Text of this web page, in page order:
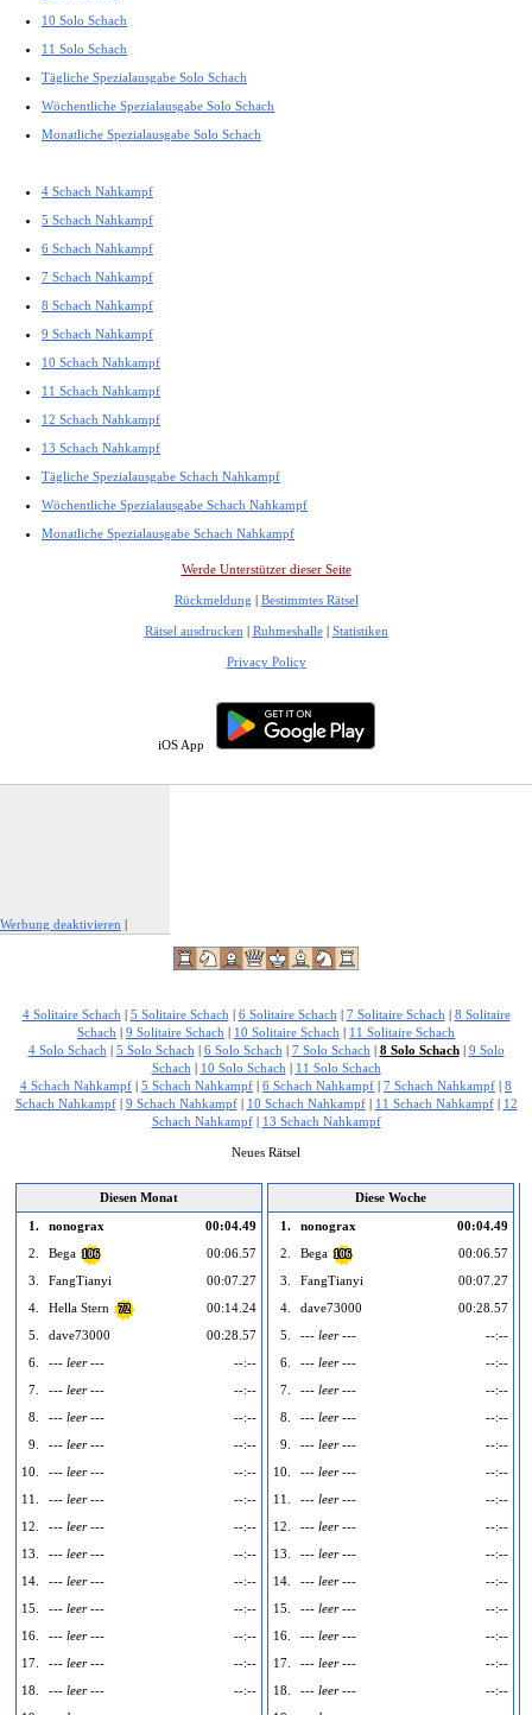
10 Solo Schach
11 Solo Schach
Tägliche Spezialausgabe Solo Schach
Wöchentliche Spezialausgabe Solo Schach
Monatliche Spezialausgabe Solo Schach
4 Schach Nahkampf
5 Schach Nahkampf
6 Schach Nahkampf
7 Schach Nahkampf
8 Schach Nahkampf
9 Schach Nahkampf
10 Schach Nahkampf
11 Schach Nahkampf
12 Schach Nahkampf
13 Schach Nahkampf
Tägliche Spezialausgabe Schach Nahkampf
Wöchentliche Spezialausgabe Schach Nahkampf
Monatliche Spezialausgabe Schach Nahkampf
Werde Unterstützer dieser Seite
Rückmeldung | Bestimmtes Rätsel
Rätsel ausdrucken | Ruhmeshalle| Statistiken
Privacy Policy
iOS App
Werbung deaktivieren |
4 Solitaire Schach | 5 Solitaire Schach | 6 Solitaire Schach | 7 Solitaire Schach | 8 Solitaire
Schach | 9 Solitaire Schach | 10 Solitaire Schach | 11 Solitaire Schach
4 Solo Schach | 5 Solo Schach | 6 Solo Schach | 7 Solo Schach | 8 Solo Schach| 9 Solo
Schach | 10 Solo Schach | 11 Solo Schach
4 Schach Nahkampf | 5 Schach Nahkampf | 6 Schach Nahkampf | 7 Schach Nahkampf | 8
Schach Nahkampf| 9 Schach Nahkampf| 10 Schach Nahkampf| 11 Schach Nahkampf| 12
Schach Nahkampf| 13 Schach Nahkampf
Neues Rätsel
Diesen Monat
1.
nonograx
00:04.49
2.
Bega 106
00:06.57
3.
FangTianyi
00:07.27
4.
Hella Stern 72
00:14.24
5.
dave73000
00:28.57
6.
--- leer ---
--:--
7.
--- leer ---
--:--
8.
--- leer ---
--:--
9.
--- leer ---
--:--
10.
--- leer ---
--:--
11.
--- leer ---
--:--
12.
--- leer ---
--:--
13.
--- leer ---
--:--
14.
--- leer ---
--:--
15.
--- leer ---
--:--
16.
--- leer ---
--:--
17.
--- leer ---
--:--
18.
--- leer ---
--:--
Diese Woche
1.
nonograx
00:04.49
2.
Bega 106
00:06.57
3.
FangTianyi
00:07.27
4.
dave73000
00:28.57
5.
--- leer ---
--:--
6.
--- leer ---
--:--
7.
--- leer ---
--:--
8.
--- leer ---
--:--
9.
--- leer ---
--:--
10.
--- leer ---
--:--
11.
--- leer ---
--:--
12.
--- leer ---
--:--
13.
--- leer ---
--:--
14.
--- leer ---
--:--
15.
--- leer ---
--:--
16.
--- leer ---
--:--
17.
--- leer ---
--:--
18.
--- leer ---
--:--